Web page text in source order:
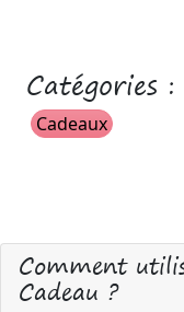
Catégories :
Cadeaux
Comment
Cadeau ?